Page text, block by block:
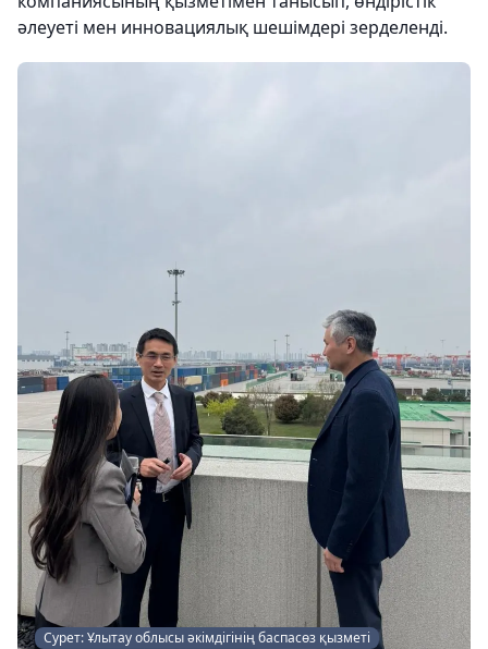
әлеуеті мен инновациялық шешімдері зерделенді.
Сурет: Ұлытау облысы әкімдігінің баспасөз қызметі